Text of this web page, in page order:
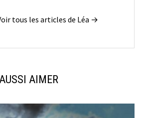
tous les articles de Léa →
AIMER